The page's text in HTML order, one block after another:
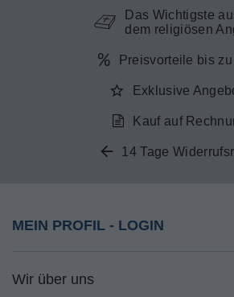
Das Wichtigste
dem religiösen
Preisvorteile bis
Exklusive
Kauf auf
14 Tage
MEIN PROFIL - LOGIN
Wir über uns